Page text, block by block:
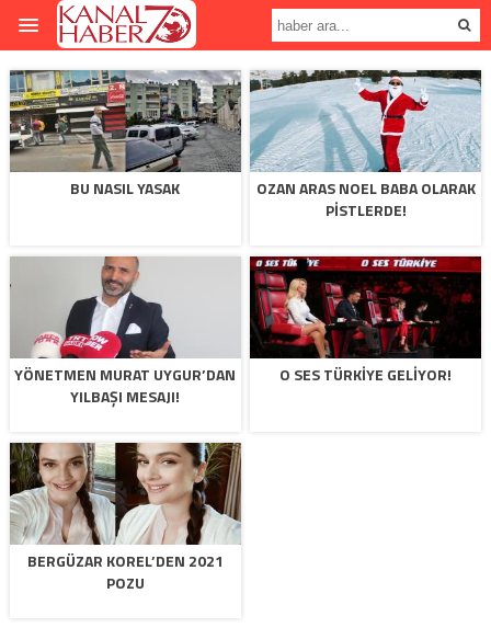
BU NASIL YASAK
OZAN ARAS NOEL BABA OLARAK
PISTLERDE!
YÖNETMEN MURAT UYGUR’DAN
YILBAŞI MESAJI!
O SES TÜRKIYE GELIYOR!
BERGÜZAR KOREL’DEN 2021
POZU